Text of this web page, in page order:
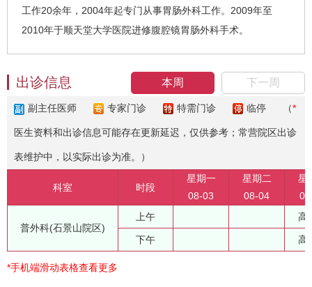
工作20余年，2004年起专门从事胃肠外科工作。2009年至
2010年于顺天堂大学医院进修腹腔镜胃肠外科手术。
本周 下一周
出诊信息
副主任医师 专家门诊 特需门诊 临停 （*
医生资料和出诊信息可能存在更新延迟，仅供参考；常营院区出诊
表维护中，以实际出诊为准。）
科室 时段
星期一
08-03
星期二
08-04
星
普外科(石景山院区)
上午 高
下午 高
*手机端滑动表格查看更多